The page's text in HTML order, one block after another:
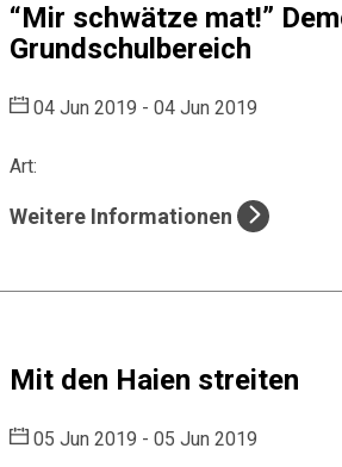
“Mir schwätze mat!”
Grundschulbereich
04 Jun 2019 - 04 Jun 2019
Art:
Weitere Informationen
Mit den Haien streiten
05 Jun 2019 - 05 Jun 2019